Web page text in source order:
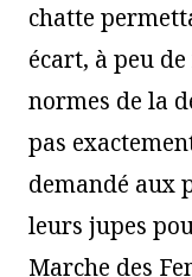
chatte
écart, à peu
normes de la
pas
demandé aux
leurs jupes
Marche des